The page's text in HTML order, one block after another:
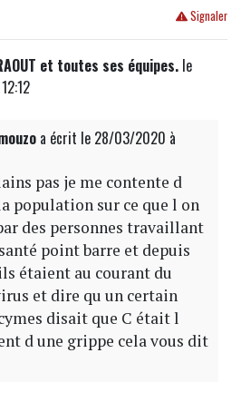
Signaler
et toutes ses équipes.le
a écrit le 28/03/2020 à
pas je me contente d
population sur ce que l on
des personnes travaillant
point barre et depuis
étaient au courant du
et dire qu un certain
disait que C était l
d une grippe cela vous dit